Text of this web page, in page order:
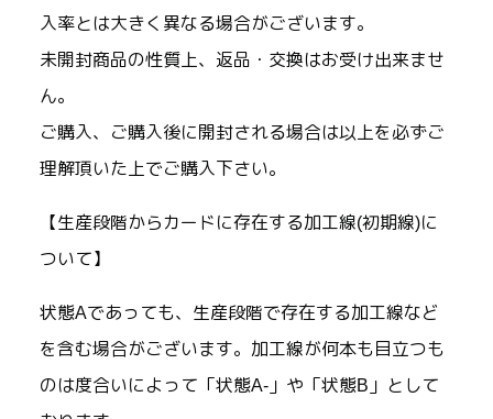
入率とは大きく異なる場合がございます。
未開封商品の性質上、返品・交換はお受け出来ませ
ん。
ご購入、ご購入後に開封される場合は以上を必ずご
理解頂いた上でご購入下さい。
【生産段階からカードに存在する加工線(初期線)に
ついて】
状態Aであっても、生産段階で存在する加工線など
を含む場合がございます。加工線が何本も目立つも
のは度合いによって「状態A-」や「状態B」として